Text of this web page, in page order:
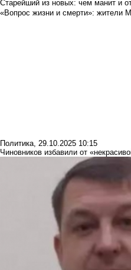
Старейший из новых: чем манит и
«Вопрос жизни и смерти»: жители
Политика, 29.10.2025 10:15
Чиновников избавили от